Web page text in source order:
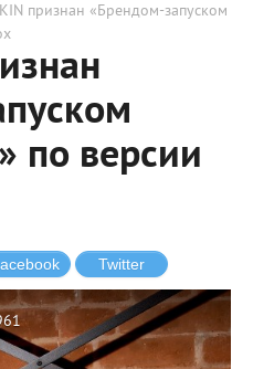
признан «Брендом-запуском
по версии